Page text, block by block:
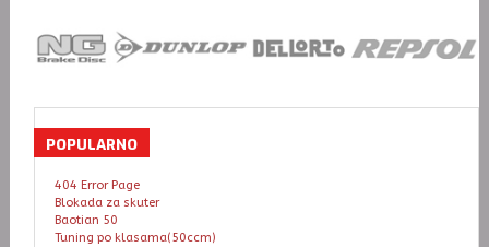
POPULARNO
404 Error Page
Blokada za skuter
Baotian 50
Tuning po klasama(50ccm)